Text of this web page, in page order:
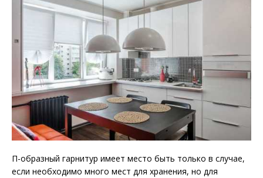
П-образный гарнитур имеет место быть только в случае,
если необходимо много мест для хранения, но для